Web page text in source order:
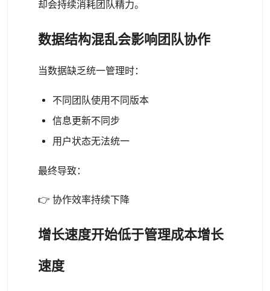
却会持续消耗团队精力。
数据结构混乱会影响团队协作
当数据缺乏统一管理时：
不同团队使用不同版本
信息更新不同步
用户状态无法统一
最终导致：
👉 协作效率持续下降
增长速度开始低于管理成本增长
速度